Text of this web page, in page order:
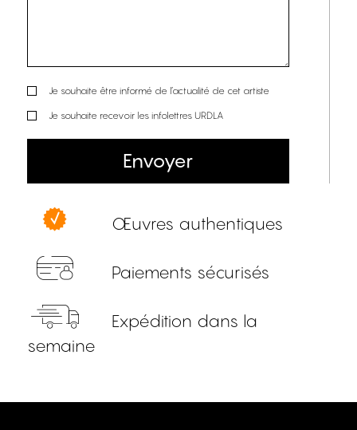
Je souhaite être informé de l’actualité de cet artiste
Je souhaite recevoir les infolettres URDLA
Envoyer
Œuvres authentiques
Paiements sécurisés
Expédition dans la
semaine